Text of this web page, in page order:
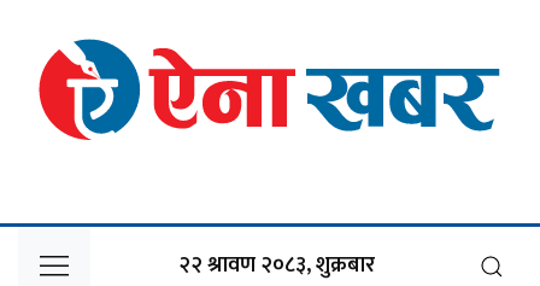
२२ श्रावण २०८३, शुक्रबार